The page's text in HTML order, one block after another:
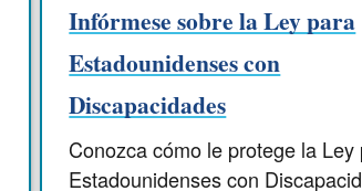
Infórmese sobre la Ley para
Estadounidenses con
Discapacidades
Conozca cómo le protege la Ley
Estadounidenses con